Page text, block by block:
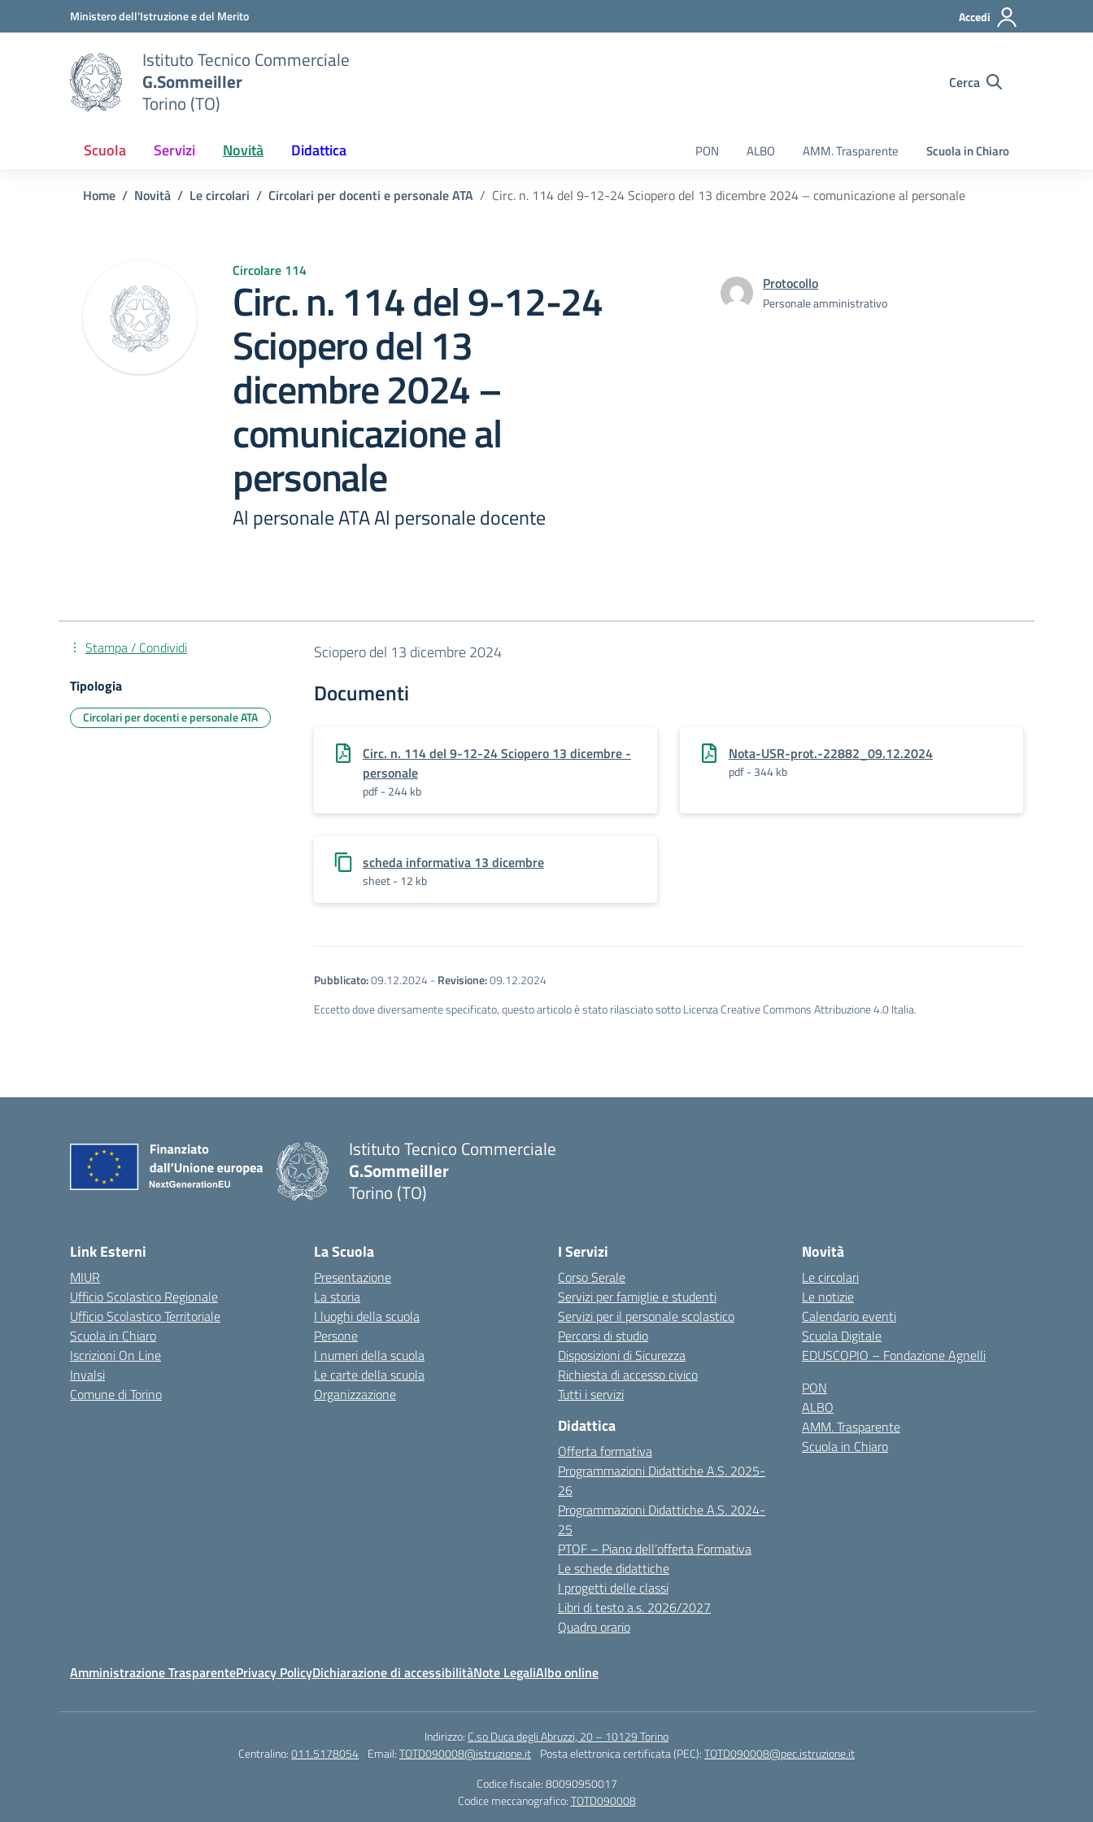
Vai ai contenuti
Vai al menu di navigazioneMinistero dell'Istruzione e del Merito Accedi
Istituto Tecnico Commerciale
G.Sommeiller
Torino (TO)
Cerca
Scuola Servizi Novità Didattica PON ALBO AMM. Trasparente Scuola in Chiaro
Home Novità Le circolari Circolari per docenti e personale ATA Circ. n. 114 del 9-12-24 Sciopero del 13 dicembre 2024 – comunicazione al personale
Circolare 114
Circ. n. 114 del 9-12-24
Sciopero del 13
dicembre 2024 –
comunicazione al
personale
Al personale ATA Al personale docente
Protocollo
Personale amministrativo
Sciopero del 13 dicembre 2024
Documenti
Circ. n. 114 del 9-12-24 Sciopero 13 dicembre -
personale
pdf - 244 kb
Nota-USR-prot.-22882_09.12.2024
pdf - 344 kb
scheda informativa 13 dicembre
sheet - 12 kb
Pubblicato:09.12.2024-Revisione:09.12.2024
Eccetto dove diversamente specificato, questo articolo è stato rilasciato sotto Licenza Creative Commons Attribuzione 4.0 Italia.
Stampa / Condividi
Tipologia
Circolari per docenti e personale ATA
Istituto Tecnico Commerciale
G.Sommeiller
Torino (TO)
Link Esterni
MIUR
Ufficio Scolastico Regionale
Ufficio Scolastico Territoriale
Scuola in Chiaro
Iscrizioni On Line
Invalsi
Comune di Torino
La Scuola
Presentazione
La storia
I luoghi della scuola
Persone
I numeri della scuola
Le carte della scuola
Organizzazione
I Servizi
Corso Serale
Servizi per famiglie e studenti
Servizi per il personale scolastico
Percorsi di studio
Disposizioni di Sicurezza
Richiesta di accesso civico
Tutti i servizi
Didattica
Offerta formativa
Programmazioni Didattiche A.S. 2025-
26
Programmazioni Didattiche A.S. 2024-
25
PTOF – Piano dell’offerta Formativa
Le schede didattiche
I progetti delle classi
Libri di testo a.s. 2026/2027
Quadro orario
Novità
Le circolari
Le notizie
Calendario eventi
Scuola Digitale
EDUSCOPIO – Fondazione Agnelli
PON
ALBO
AMM. Trasparente
Scuola in Chiaro
Amministrazione TrasparentePrivacy PolicyDichiarazione di accessibilitàNote LegaliAlbo online
Indirizzo: C.so Duca degli Abruzzi, 20 – 10129 Torino
Centralino:011.5178054 Email:TOTD090008@istruzione.it Posta elettronica certificata (PEC):TOTD090008@pec.istruzione.it
Codice fiscale: 80090950017
Codice meccanografico:TOTD090008